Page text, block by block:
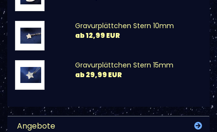
Gravurplättchen Stern 10mm
ab 12,99 EUR
Gravurplättchen Stern 15mm
ab 29,99 EUR
Angebote